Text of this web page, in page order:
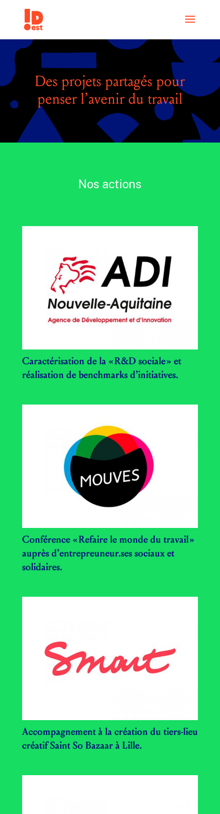
Des projets partagés pour
penser l’avenir du travail
Nos actions
Caractérisation de la « R&D sociale » et
réalisation de benchmarks d’initiatives.
Conférence « Refaire le monde du travail »
auprès d’entrepreuneur.ses sociaux et
solidaires.
Accompagnement à la création du tiers-lieu
créatif Saint So Bazaar à Lille.